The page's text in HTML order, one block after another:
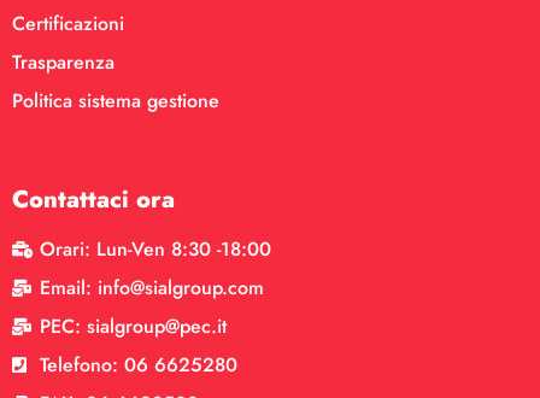
Certificazioni
Trasparenza
Politica sistema gestione
Contattaci ora
Orari: Lun-Ven 8:30 -18:00
Email: info@sialgroup.com
PEC: sialgroup@pec.it
Telefono: 06 6625280